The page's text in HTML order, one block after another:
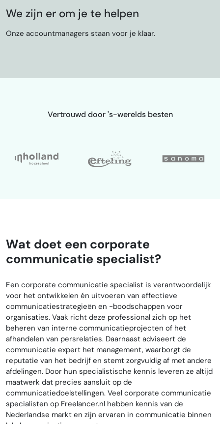
We zijn er om je te helpen
Onze accountmanagers staan voor je klaar.
Vertrouwd door 's-werelds besten
Wat doet een corporate
communicatie specialist?
Een corporate communicatie specialist is verantwoordelijk
voor het ontwikkelen én uitvoeren van effectieve
communicatiestrategieën en -boodschappen voor
organisaties. Vaak richt deze professional zich op het
beheren van interne communicatieprojecten of het
afhandelen van persrelaties. Daarnaast adviseert de
communicatie expert het management, waarborgt de
reputatie van het bedrijf en stemt zorgvuldig af met andere
afdelingen. Door hun specialistische kennis leveren ze altijd
maatwerk dat precies aansluit op de
communicatiedoelstellingen. Veel corporate communicatie
specialisten op Freelancer.nl hebben kennis van de
Nederlandse markt en zijn ervaren in communicatie binnen